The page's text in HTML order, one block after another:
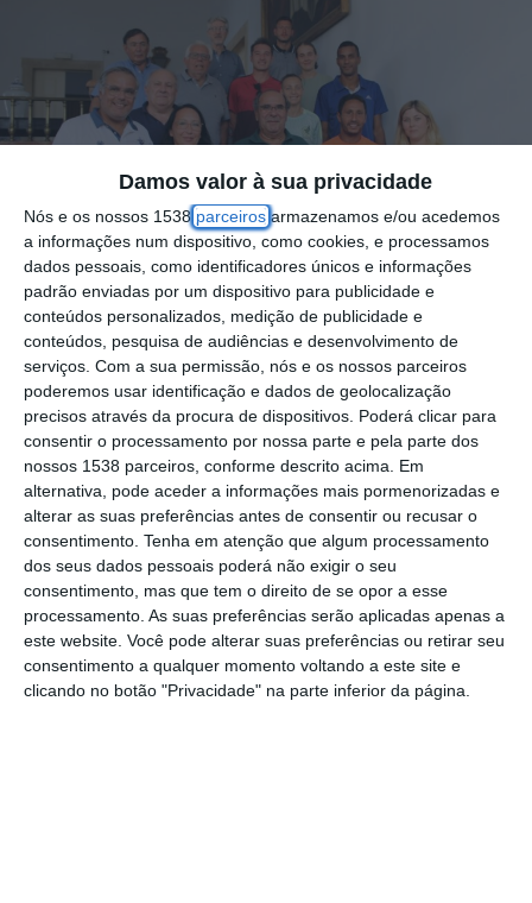
Damos valor à sua privacidade
Nós e os nossos 1538 parceiros armazenamos e/ou acedemos
a informações num dispositivo, como cookies, e processamos
dados pessoais, como identificadores únicos e informações
padrão enviadas por um dispositivo para publicidade e
conteúdos personalizados, medição de publicidade e
conteúdos, pesquisa de audiências e desenvolvimento de
serviços. Com a sua permissão, nós e os nossos parceiros
poderemos usar identificação e dados de geolocalização
precisos através da procura de dispositivos. Poderá clicar para
consentir o processamento por nossa parte e pela parte dos
nossos 1538 parceiros, conforme descrito acima. Em
alternativa, pode aceder a informações mais pormenorizadas e
alterar as suas preferências antes de consentir ou recusar o
consentimento. Tenha em atenção que algum processamento
dos seus dados pessoais poderá não exigir o seu
consentimento, mas que tem o direito de se opor a esse
processamento. As suas preferências serão aplicadas apenas a
este website. Você pode alterar suas preferências ou retirar seu
consentimento a qualquer momento voltando a este site e
clicando no botão "Privacidade" na parte inferior da página.
O Salão Nobre da Câmara Municipal, foi o
palco escolhido para receber os
participantes no Santarém Cup 2024, um
evento desportivo de grande prestígio que se
realizará na nossa cidade entre os dias 30
de agosto e 1 de setembro.
Esta competição, que é a primeira etapa da
nova Challenger Teqball League da FITEQ,
faz parte do Circuito Mundial de Teqball e